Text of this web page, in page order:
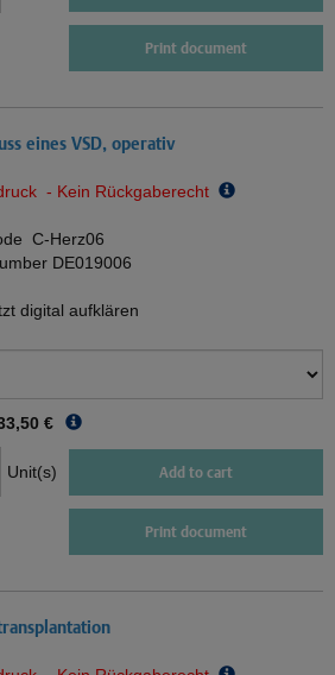
Print document
eines VSD, operativ
- Kein Rückgaberecht
C-Herz06
DE019006
digital aufklären
€
Unit(s) Add to cart
Print document